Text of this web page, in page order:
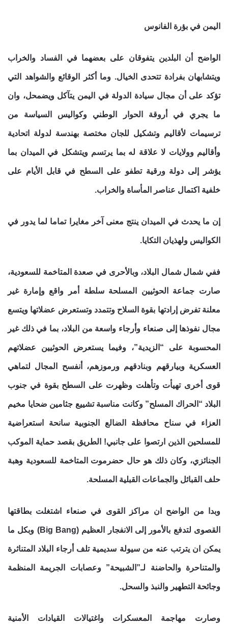
اليمن في بؤرة الفانوس
الواضح أن البلدين يتفوقان على بعضهما في الفساد والخراب
ويتشابهان بفرادة تتحدى الخيال. وما أكثر الوقائع والشواهد التي
تؤكد على أن مجال سيادة الدولة في اليمن يتآكل ويضمحل، وان
ما يجري في أروقة الحوار الوطني وكواليس السياسة من
ترسيمات لأقاليم وتشكيل للجان مختصة بهندسة لدولة اتحادية
وأقاليم وولايات لا علاقة له بما يرتسم ويتشكل في الميدان بما
يؤشر إلى دولة ورقية تطفو على السطح في قابل الأيام على
خلفية اكتمال عناصر المأساة والخراب.
إن ما يحدث في الميدان ينتج معنى آخر مغايرا تماما لما يدور في
الكواليس ولهذيان التكايا.
ففي شمال شمال البلاد، وبالأحرى في صعدة المتاخمة للسعودية،
صارت جماعة الحوثيين المسلحة سلطة أمر واقع وإمارة غير
معلنة تفرض إرادتها بقوة السلاح وتتمدد وتستعرض عضلاتها ويتسع
مجال نفوذها إلى صنعاء وأرجاء واسعة من البلاد، بما في ذلك غير
المحسوبة على “الزيدية”، وفيما يستعرض الحوثيين عضلاتهم
العسكرية وبيارقهم وبنادقهم ورموزهم، أنفسح المجال لتماهي
قوى أخرى تهيأت وتأهلت وظهرت على السطح بقوة في جنوب
البلاد “الحراك المسلح” وكانت مناسبة تشييع جثامين ضحايا مخيم
العزاء في سناح محافظة الضالع الجنوبية سانحة استعراضية
للمسلحين الذين ارتصوا على جانبي! الطريق بقصد حماية الموكب
الجنائزي، وكان ذلك هو حال حضرموت المتاخمة للسعودية وهبة
حلف القبائل والجماعات القبلية المسلحة.
وبدا من الواضح ان مراكز القوى في صنعاء اشتغلت بطاقتها
القصوى لتدفع بالأمور إلى الانفجار العظيم (Big Bang) وبكل ما
يمكن ان يترتب عنه من سيولة سديمية تلف أرجاء البلاد المتناثرة
والمتناحرة والحاضنة لـ”الشبيحة” وعصابات الجريمة المنظمة
وجائحة التطهير والنبذ والسحل.
وصارت مهاجمة المعسكرات واغتيالات القيادات الأمنية